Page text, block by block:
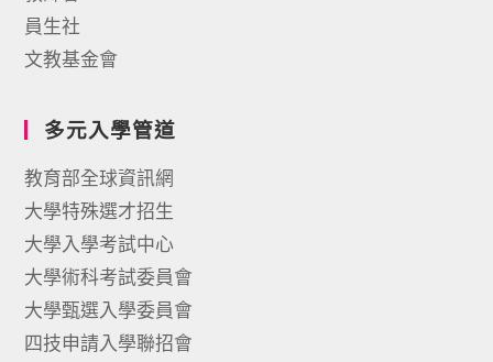
員生社
文教基金會
多元入學管道
教育部全球資訊網
大學特殊選才招生
大學入學考試中心
大學術科考試委員會
大學甄選入學委員會
四技申請入學聯招會